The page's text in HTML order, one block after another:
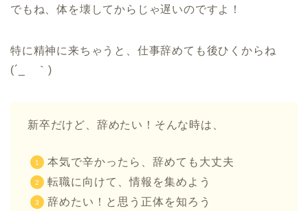
でもね、体を壊してからじゃ遅いのですよ！
特に精神に来ちゃうと、仕事辞めても後ひくからね
(´_ゝ｀)
新卒だけど、辞めたい！そんな時は、
本気で辛かったら、辞めても大丈夫
転職に向けて、情報を集めよう
辞めたい！と思う正体を知ろう